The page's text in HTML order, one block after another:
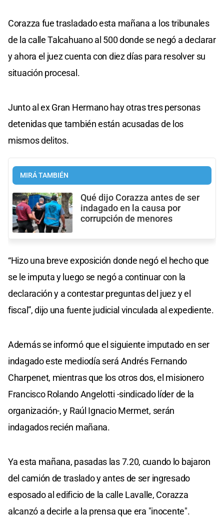
Corazza fue trasladado esta mañana a los tribunales
de la calle Talcahuano al 500 donde se negó a declarar
y ahora el juez cuenta con diez días para resolver su
situación procesal.
Junto al ex Gran Hermano hay otras tres personas
detenidas que también están acusadas de los
mismos delitos.
MIRÁ TAMBIÉN
Qué dijo Corazza antes de ser
indagado en la causa por
corrupción de menores
“Hizo una breve exposición donde negó el hecho que
se le imputa y luego se negó a continuar con la
declaración y a contestar preguntas del juez y el
fiscal”, dijo una fuente judicial vinculada al expediente.
Además se informó que el siguiente imputado en ser
indagado este mediodía será Andrés Fernando
Charpenet, mientras que los otros dos, el misionero
Francisco Rolando Angelotti -sindicado líder de la
organización-, y Raúl Ignacio Mermet, serán
indagados recién mañana.
Ya esta mañana, pasadas las 7.20, cuando lo bajaron
del camión de traslado y antes de ser ingresado
esposado al edificio de la calle Lavalle, Corazza
alcanzó a decirle a la prensa que era "inocente".